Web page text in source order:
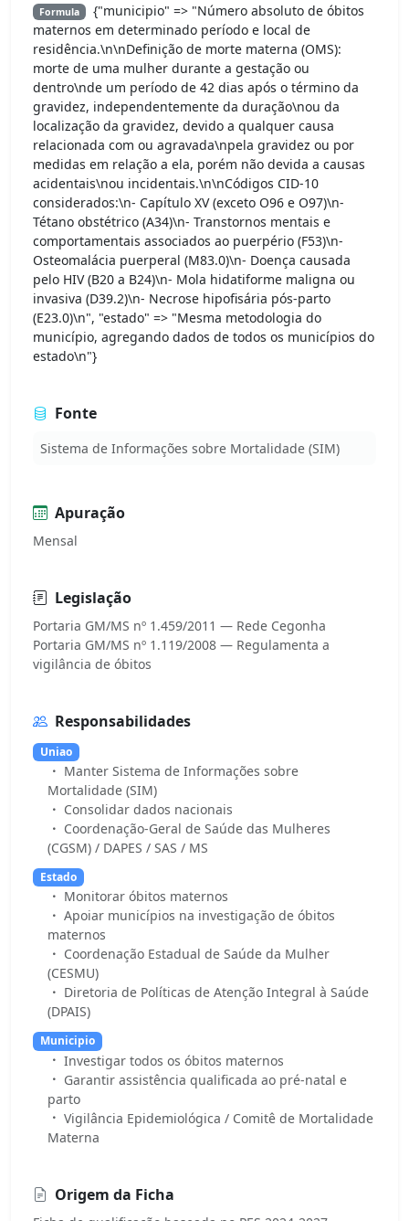
Formula
{"municipio" => "Número absoluto de óbitos
maternos em determinado período e local de
residência.\n\nDefinição de morte materna (OMS):
morte de uma mulher durante a gestação ou
dentro\nde um período de 42 dias após o término da
gravidez, independentemente da duração\nou da
localização da gravidez, devido a qualquer causa
relacionada com ou agravada\npela gravidez ou por
medidas em relação a ela, porém não devida a causas
acidentais\nou incidentais.\n\nCódigos CID-10
considerados:\n- Capítulo XV (exceto O96 e O97)\n-
Tétano obstétrico (A34)\n- Transtornos mentais e
comportamentais associados ao puerpério (F53)\n-
Osteomalácia puerperal (M83.0)\n- Doença causada
pelo HIV (B20 a B24)\n- Mola hidatiforme maligna ou
invasiva (D39.2)\n- Necrose hipofisária pós-parto
(E23.0)\n", "estado" => "Mesma metodologia do
município, agregando dados de todos os municípios do
estado\n"}
Fonte
Sistema de Informações sobre Mortalidade (SIM)
Apuração
Mensal
Legislação
Portaria GM/MS nº 1.459/2011 — Rede Cegonha
Portaria GM/MS nº 1.119/2008 — Regulamenta a
Responsabilidades
Uniao
Manter Sistema de Informações sobre
Mortalidade (SIM)
Consolidar dados nacionais
Coordenação-Geral de Saúde das Mulheres
(CGSM) / DAPES / SAS / MS
Estado
Monitorar óbitos maternos
Apoiar municípios na investigação de óbitos
maternos
Coordenação Estadual de Saúde da Mulher
(CESMU)
Diretoria de Políticas de Atenção Integral à Saúde
(DPAIS)
Municipio
Investigar todos os óbitos maternos
Garantir assistência qualificada ao pré-natal e
parto
Vigilância Epidemiológica / Comitê de Mortalidade
Materna
Origem da Ficha